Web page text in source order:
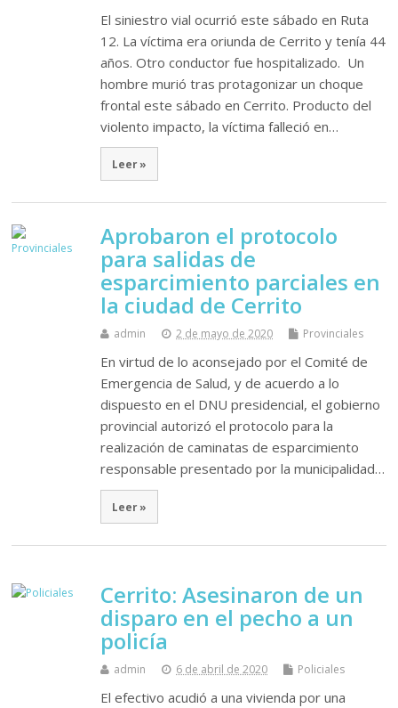
El siniestro vial ocurrió este sábado en Ruta
12. La víctima era oriunda de Cerrito y tenía 44
años. Otro conductor fue hospitalizado. Un
hombre murió tras protagonizar un choque
frontal este sábado en Cerrito. Producto del
violento impacto, la víctima falleció en…
Leer »
Aprobaron el protocolo
para salidas de
esparcimiento parciales en
la ciudad de Cerrito
admin 2 de mayo de 2020 Provinciales
En virtud de lo aconsejado por el Comité de
Emergencia de Salud, y de acuerdo a lo
dispuesto en el DNU presidencial, el gobierno
provincial autorizó el protocolo para la
realización de caminatas de esparcimiento
responsable presentado por la municipalidad…
Leer »
Cerrito: Asesinaron de un
disparo en el pecho a un
policía
admin 6 de abril de 2020 Policiales
El efectivo acudió a una vivienda por una